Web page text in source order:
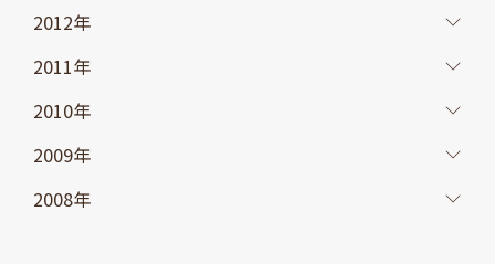
2012年
2011年
2010年
2009年
2008年